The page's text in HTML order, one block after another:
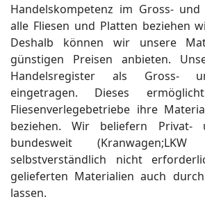
Handelskompetenz im Gross- und
alle Fliesen und Platten beziehen
Deshalb können wir unsere
günstigen Preisen anbieten.
Handelsregister als Gross-
eingetragen. Dieses
Fliesenverlegebetriebe ihre
beziehen. Wir beliefern Privat-
bundesweit
selbstverständlich nicht
gelieferten Materialien auch
lassen.